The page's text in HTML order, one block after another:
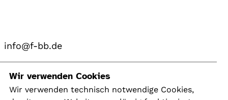
info@f-bb.de
Navigation
Wir verwenden Cookies
Wir verwenden technisch notwendige Cookies,